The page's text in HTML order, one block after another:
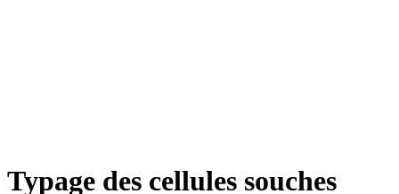
Typage des cellules souches